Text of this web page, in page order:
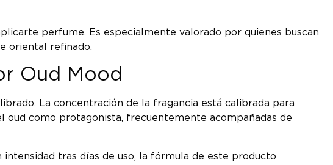
perfume. Es especialmente valorado por quienes buscan
oriental refinado.
Oud Mood
La concentración de la fragancia está calibrada para
oud como protagonista, frecuentemente acompañadas de
tras días de uso, la fórmula de este producto